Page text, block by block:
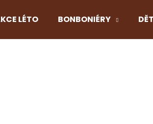
LÉTO BONBONIÉRY